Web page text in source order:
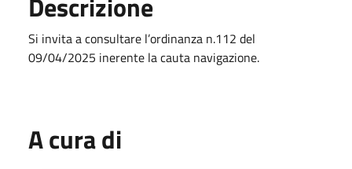
Si invita a consultare l’ordinanza n.112 del
09/04/2025 inerente la cauta navigazione.
A cura di